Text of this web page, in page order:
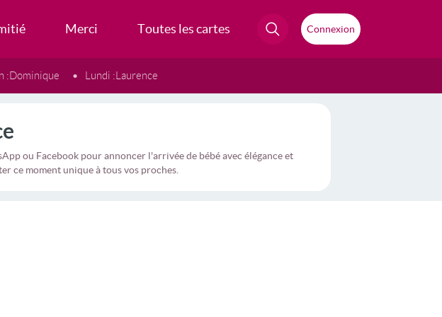
Merci Toutes les cartes Connexion
:Dominique Lundi :Laurence
ou Facebook pour annoncer l'arrivée de bébé avec élégance et
ce moment unique à tous vos proches.